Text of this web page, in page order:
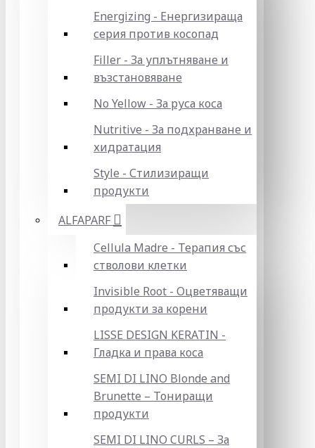
Energizing - Енергизираща
серия против косопад
Filler - За уплътняване и
възстановяване
No Yellow - За руса коса
Nutritive - За подхранване и
хидратация
Style - Стилизиращи
продукти
ALFAPARF
Cellula Madre - Терапия със
стволови клетки
Invisible Root - Оцветяващи
продукти за корени
LISSE DESIGN KERATIN -
Гладка и права коса
SEMI DI LINO Blonde and
Brunette – Тониращи
продукти
SEMI DI LINO CURLS – За